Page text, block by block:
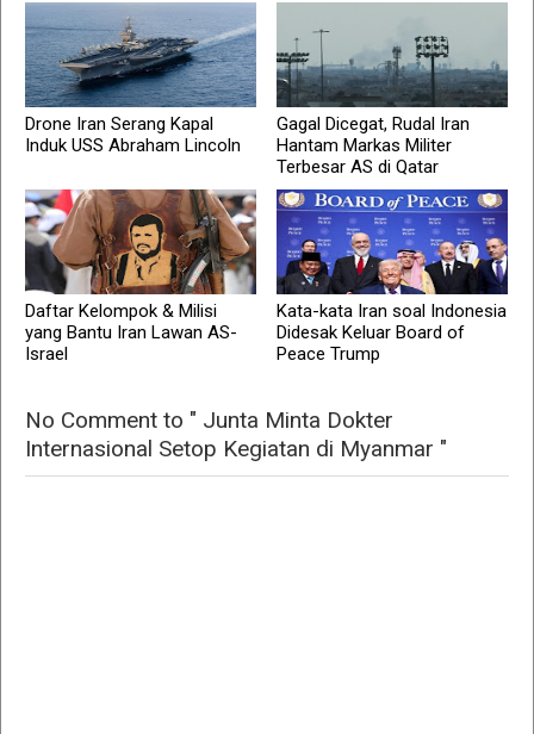
Drone Iran Serang Kapal
Induk USS Abraham Lincoln
Gagal Dicegat, Rudal Iran
Hantam Markas Militer
Terbesar AS di Qatar
Daftar Kelompok & Milisi
yang Bantu Iran Lawan AS-
Israel
Kata-kata Iran soal Indonesia
Didesak Keluar Board of
Peace Trump
No Comment to " Junta Minta Dokter
Internasional Setop Kegiatan di Myanmar "